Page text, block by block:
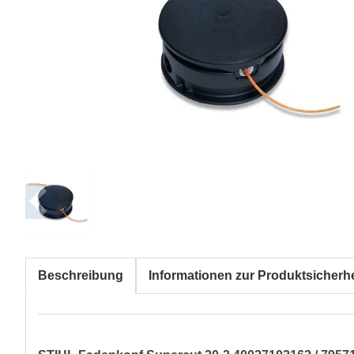
Beschreibung Informationen zur